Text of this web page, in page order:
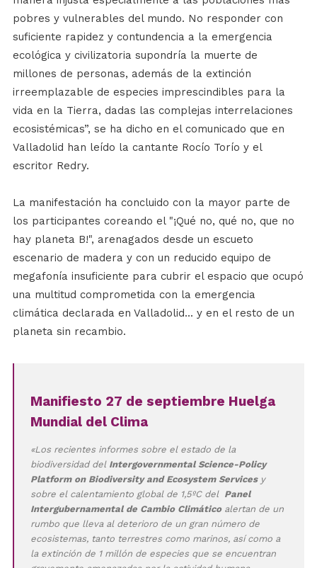
pobres y vulnerables del mundo. No responder con
suficiente rapidez y contundencia a la emergencia
ecológica y civilizatoria supondría la muerte de
millones de personas, además de la extinción
irreemplazable de especies imprescindibles para la
vida en la Tierra, dadas las complejas interrelaciones
ecosistémicas”, se ha dicho en el comunicado que en
Valladolid han leído la cantante Rocío Torío y el
escritor Redry.
La manifestación ha concluido con la mayor parte de
los participantes coreando el "¡Qué no, qué no, que no
hay planeta B!", arenagados desde un escueto
escenario de madera y con un reducido equipo de
megafonía insuficiente para cubrir el espacio que ocupó
una multitud comprometida con la emergencia
climática declarada en Valladolid... y en el resto de un
planeta sin recambio.
Manifiesto 27 de septiembre Huelga
Mundial del Clima
«Los recientes informes sobre el estado de la
biodiversidad del Intergovernmental Science-Policy
Platform on Biodiversity and Ecosystem Services y
sobre el calentamiento global de 1,5ºC del Panel
Intergubernamental de Cambio Climáticoalertan de un
rumbo que lleva al deterioro de un gran número de
ecosistemas, tanto terrestres como marinos, así como a
la extinción de 1 millón de especies que se encuentran